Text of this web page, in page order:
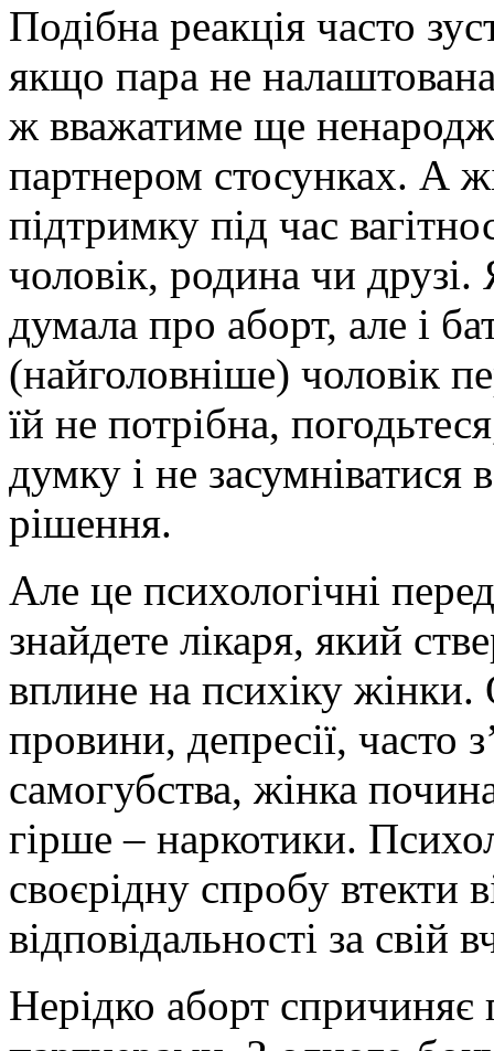
Подібна реакція часто
якщо пара не
ж вважатиме ще
партнером стосунках. А
підтримку під час
чоловік, родина чи
думала про аборт, але і
(найголовніше) чоловік
їй не потрібна,
думку і не засумніватися
рішення.
Але це психологічні
знайдете лікаря, який
вплине на психіку
провини, депресії, часто
самогубства, жінка
гірше – наркотики.
своєрідну спробу втекти
відповідальності за свій
Нерідко аборт спричиняє